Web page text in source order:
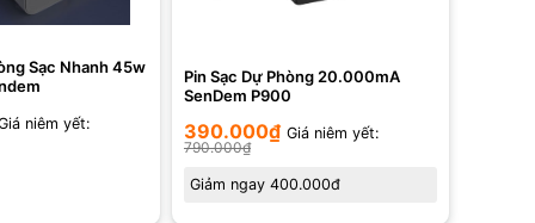
Sạc Nhanh 45w
niêm yết:
Pin Sạc Dự Phòng 20.000mA
SenDem P900
390.000₫ Giá niêm yết:
790.000₫
Giảm ngay 400.000đ